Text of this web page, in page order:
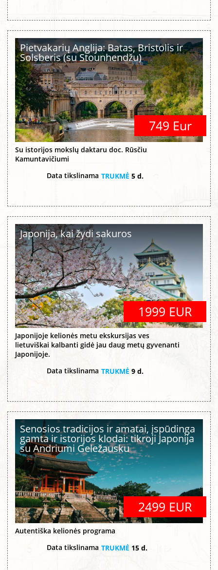
Pietvakarių Anglija: Batas, Bristolis ir
Solsberis (su Stounhendžu)
749 Eur
Su istorijos mokslų daktaru doc. Rūsčiu
Kamuntavičiumi
Data tikslinama TRUKMĖ 5 d.
Japonija, kai žydi sakuros
1999 EUR
Japonijoje kelionės metu ekskursijas ves
lietuviškai kalbanti gidė jau daug metų gyvenanti
Japonijoje.
Data tikslinama TRUKMĖ 9 d.
Senosios tradicijos ir amatai, įspūdinga
gamta ir istorijos klodai: tikroji Japonija
su Andriumi Geležausku
2499 EUR
Autentiška kelionės programa
Data tikslinama TRUKMĖ 15 d.